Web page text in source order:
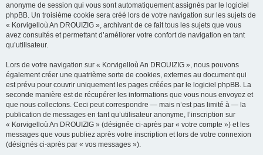
anonyme de session qui vous sont automatiquement assignés par le logiciel
phpBB. Un troisième cookie sera créé lors de votre navigation sur les sujets de
« Korvigelloù An DROUIZIG », archivant de ce fait tous les sujets que vous
avez consultés et permettant d’améliorer votre confort de navigation en tant
qu’utilisateur.
Lors de votre navigation sur « Korvigelloù An DROUIZIG », nous pouvons
également créer une quatrième sorte de cookies, externes au document qui
est prévu pour couvrir uniquement les pages créées par le logiciel phpBB. La
seconde manière est de récupérer les informations que vous nous envoyez et
que nous collectons. Ceci peut correspondre — mais n’est pas limité à — la
publication de messages en tant qu’utilisateur anonyme, l’inscription sur
« Korvigelloù An DROUIZIG » (désignée ci-après par « votre compte ») et les
messages que vous publiez après votre inscription et lors de votre connexion
(désignés ci-après par « vos messages »).